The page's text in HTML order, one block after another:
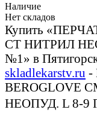
Наличие
Нет складов
Купить
СТ НИТРИЛ
№1» в
skladlekarstv.ru -
BEROGLOVE
НЕОПУД. L 8-9